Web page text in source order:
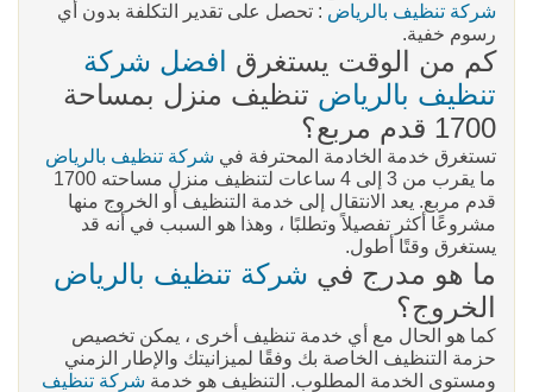
شركة تنظيف بالرياض : تحصل على تقدير التكلفة بدون أي
رسوم خفية.
كم من الوقت يستغرق افضل شركة
تنظيف بالرياض تنظيف منزل بمساحة
1700 قدم مربع؟
تستغرق خدمة الخادمة المحترفة في شركة تنظيف بالرياض
ما يقرب من 3 إلى 4 ساعات لتنظيف منزل مساحته 1700
قدم مربع. يعد الانتقال إلى خدمة التنظيف أو الخروج منها
مشروعًا أكثر تفصيلاً وتطلبًا ، وهذا هو السبب في أنه قد
يستغرق وقتًا أطول.
ما هو مدرج في شركة تنظيف بالرياض
الخروج؟
كما هو الحال مع أي خدمة تنظيف أخرى ، يمكن تخصيص
حزمة التنظيف الخاصة بك وفقًا لميزانيتك والإطار الزمني
ومستوى الخدمة المطلوب. التنظيف هو خدمة شركة تنظيف